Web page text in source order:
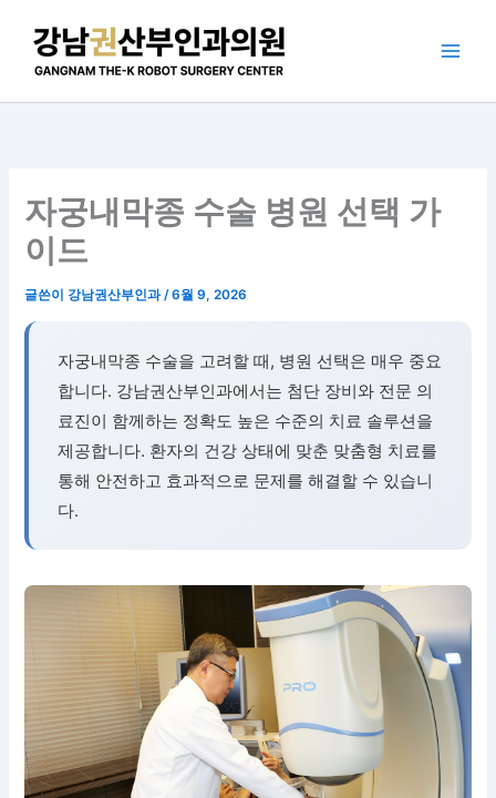
자궁내막종 수술 병원 선택 가
이드
글쓴이 강남권산부인과/6월 9, 2026
자궁내막종 수술을 고려할 때, 병원 선택은 매우 중요
합니다. 강남권산부인과에서는 첨단 장비와 전문 의
료진이 함께하는 정확도 높은 수준의 치료 솔루션을
제공합니다. 환자의 건강 상태에 맞춘 맞춤형 치료를
통해 안전하고 효과적으로 문제를 해결할 수 있습니
다.